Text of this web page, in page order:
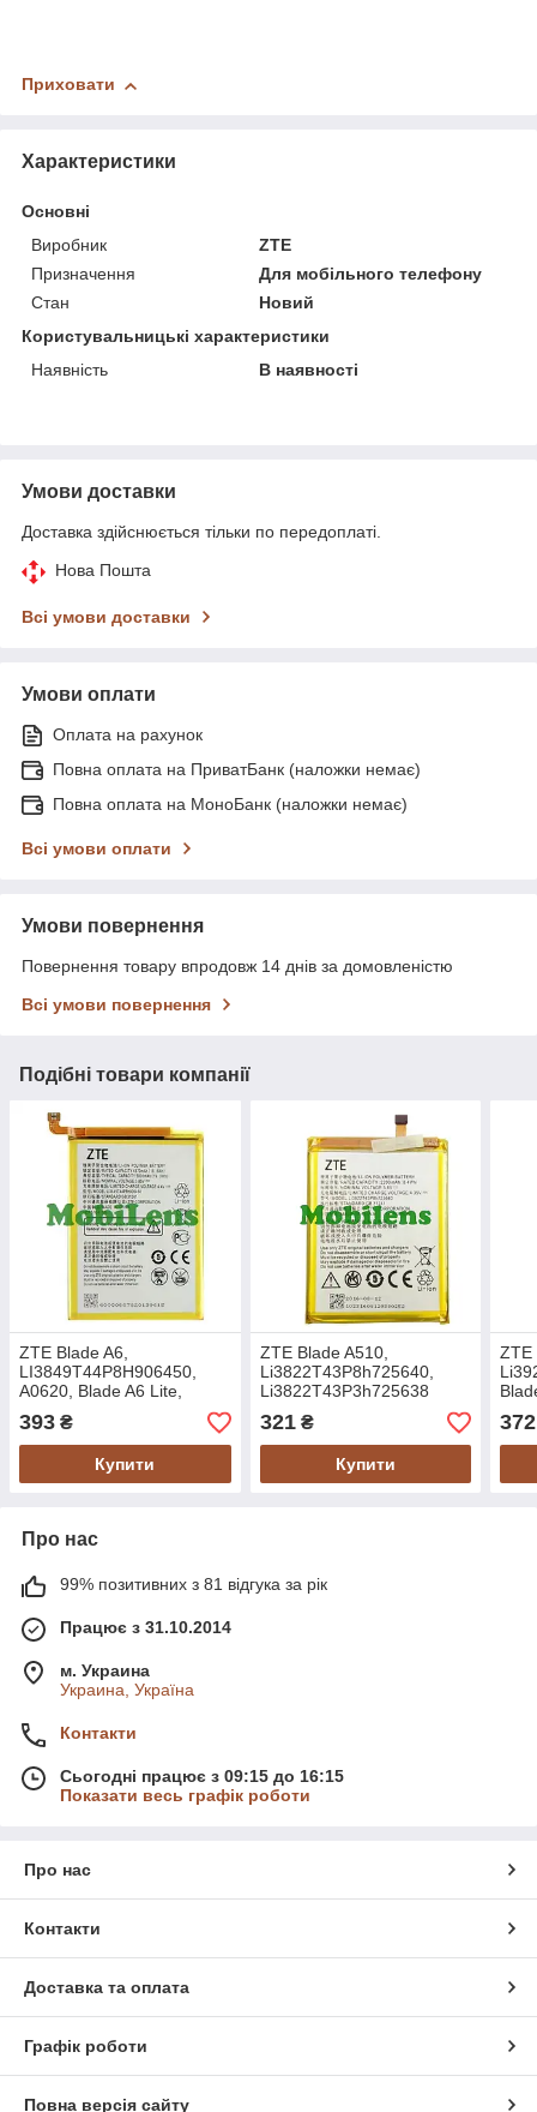
Приховати
Характеристики
Основні
Виробник
ZTE
Призначення
Для мобільного телефону
Стан
Новий
Користувальницькі характеристики
Наявність
В наявності
Умови доставки
Доставка здійснюється тільки по передоплаті.
Нова Пошта
Всі умови доставки
Умови оплати
Оплата на рахунок
Повна оплата на ПриватБанк (наложки немає)
Повна оплата на МоноБанк (наложки немає)
Всі умови оплати
Умови повернення
Повернення товару впродовж 14 днів за домовленістю
Всі умови повернення
Подібні товари компанії
ZTE Blade A6,
LI3849T44P8H906450,
A0620, Blade A6 Lite,
A0621, A0622 Аккумулятор
393 ₴
Купити
ZTE Blade A510,
Li3822T43P8h725640,
Li3822T43P3h725638
321₴
Купити
ZTE
372
Про нас
99% позитивних з 81 відгука за рік
Працює з 31.10.2014
м. Украина
Украина, Україна
Контакти
Сьогодні працює з 09:15 до 16:15
Показати весь графік роботи
Про нас
Контакти
Доставка та оплата
Графік роботи
Повна версія сайту